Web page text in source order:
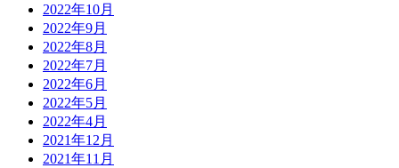
2022年10月
2022年9月
2022年8月
2022年7月
2022年6月
2022年5月
2022年4月
2021年12月
2021年11月